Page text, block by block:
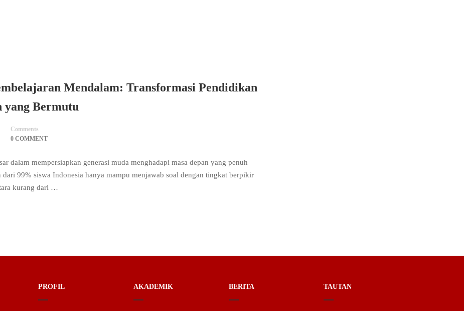
Mendalam: Transformasi Pendidikan
yang Bermutu
Comments
0 COMMENT
dalam mempersiapkan generasi muda menghadapi masa depan yang penuh
99% siswa Indonesia hanya mampu menjawab soal dengan tingkat berpikir
kurang dari …
PROFIL AKADEMIK BERITA TAUTAN